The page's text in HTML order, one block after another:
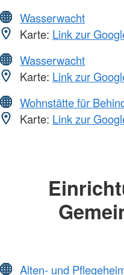
Wasserwacht
Karte: Link zur
Wasserwacht
Karte: Link zur
Wohnstätte für
Karte: Link zur
Alten- und